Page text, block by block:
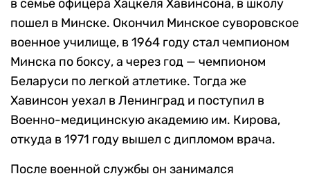
в семье офицера Хацкеля Хавинсона, в школу
пошел в Минске. Окончил Минское суворовское
военное училище, в 1964 году стал чемпионом
Минска по боксу, а через год — чемпионом
Беларуси по легкой атлетике. Тогда же
Хавинсон уехал в Ленинград и поступил в
Военно-медицинскую академию им. Кирова,
откуда в 1971 году вышел с дипломом врача.
После военной службы он занимался